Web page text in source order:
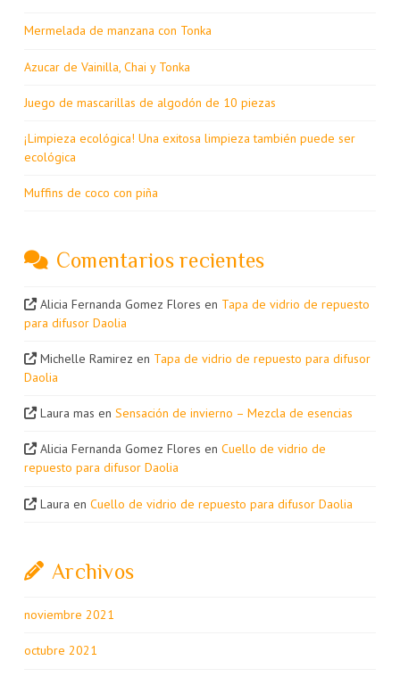
Mermelada de manzana con Tonka
Azucar de Vainilla, Chai y Tonka
Juego de mascarillas de algodón de 10 piezas
¡Limpieza ecológica! Una exitosa limpieza también puede ser
ecológica
Muffins de coco con piña
Comentarios recientes
Alicia Fernanda Gomez Flores en Tapa de vidrio de repuesto
para difusor Daolia
Michelle Ramirez en Tapa de vidrio de repuesto para difusor
Daolia
Laura mas enSensación de invierno – Mezcla de esencias
Alicia Fernanda Gomez Flores enCuello de vidrio de
repuesto para difusor Daolia
Laura enCuello de vidrio de repuesto para difusor Daolia
Archivos
noviembre 2021
octubre 2021